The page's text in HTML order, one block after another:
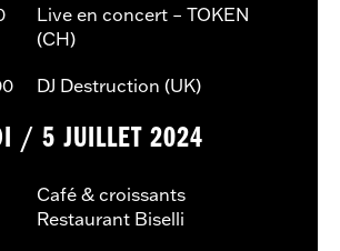
Live en concert – TOKEN
(CH)
DJ Destruction (UK)
/ 5 JUILLET 2024
Café & croissants
Restaurant Biselli